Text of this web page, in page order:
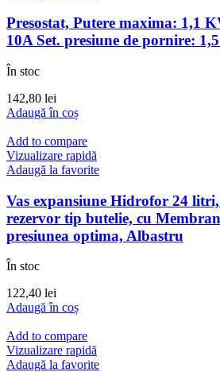
Presostat, Putere maxima: 1,1
10A Set. presiune de pornire:
În stoc
142,80 lei
Adaugă în coș
Add to compare
Vizualizare rapidă
Adaugă la favorite
Vas expansiune Hidrofor 24
rezervor tip butelie, cu
presiunea optima, Albastru
În stoc
122,40 lei
Adaugă în coș
Add to compare
Vizualizare rapidă
Adaugă la favorite